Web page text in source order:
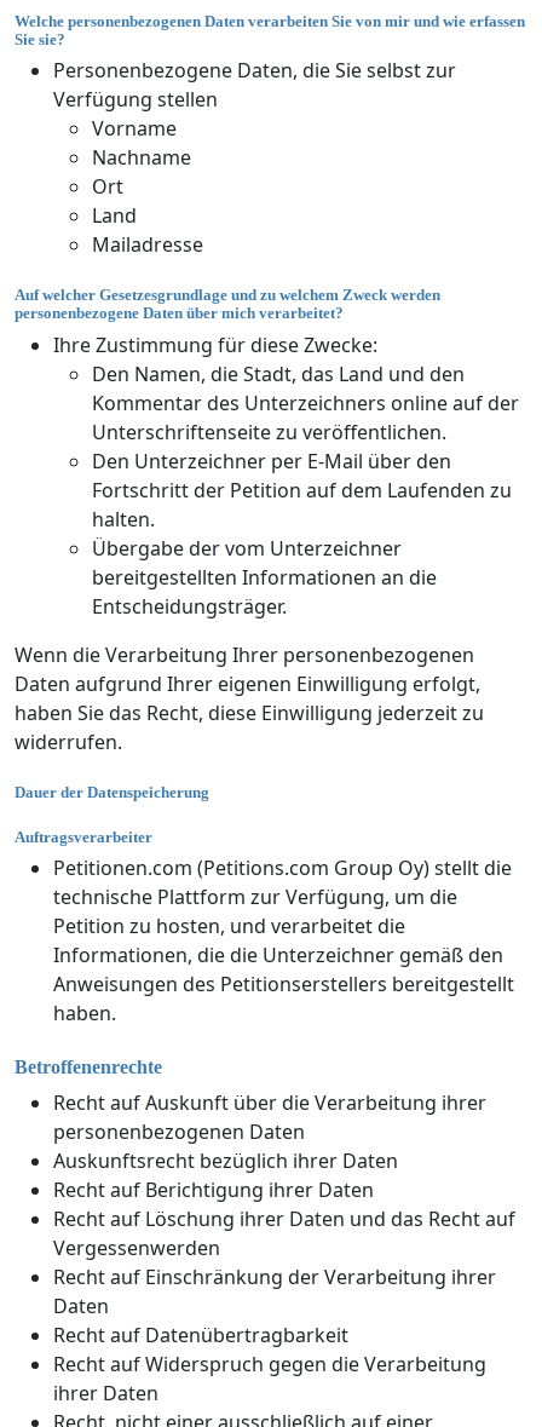
Welche personenbezogenen Daten verarbeiten Sie von mir und wie erfassen
Sie sie?
Personenbezogene Daten, die Sie selbst zur
Verfügung stellen
Vorname
Nachname
Ort
Land
Mailadresse
Auf welcher Gesetzesgrundlage und zu welchem Zweck werden
personenbezogene Daten über mich verarbeitet?
Ihre Zustimmung für diese Zwecke:
Den Namen, die Stadt, das Land und den
Kommentar des Unterzeichners online auf der
Unterschriftenseite zu veröffentlichen.
Den Unterzeichner per E-Mail über den
Fortschritt der Petition auf dem Laufenden zu
halten.
Übergabe der vom Unterzeichner
bereitgestellten Informationen an die
Entscheidungsträger.
Wenn die Verarbeitung Ihrer personenbezogenen
Daten aufgrund Ihrer eigenen Einwilligung erfolgt,
haben Sie das Recht, diese Einwilligung jederzeit zu
widerrufen.
Dauer der Datenspeicherung
Auftragsverarbeiter
Petitionen.com (Petitions.com Group Oy) stellt die
technische Plattform zur Verfügung, um die
Petition zu hosten, und verarbeitet die
Informationen, die die Unterzeichner gemäß den
Anweisungen des Petitionserstellers bereitgestellt
haben.
Betroffenenrechte
Recht auf Auskunft über die Verarbeitung ihrer
personenbezogenen Daten
Auskunftsrecht bezüglich ihrer Daten
Recht auf Berichtigung ihrer Daten
Recht auf Löschung ihrer Daten und das Recht auf
Vergessenwerden
Recht auf Einschränkung der Verarbeitung ihrer
Daten
Recht auf Datenübertragbarkeit
Recht auf Widerspruch gegen die Verarbeitung
ihrer Daten